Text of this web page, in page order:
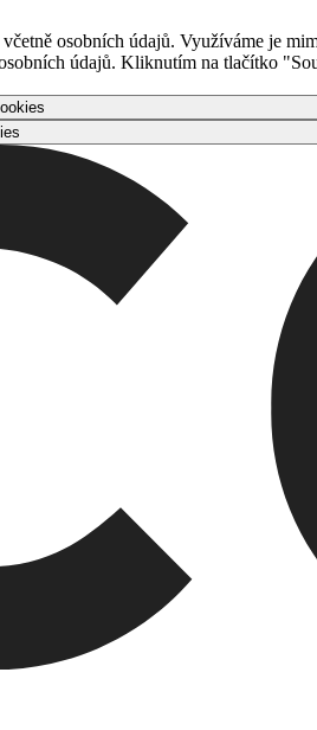
osobních údajů. Využíváme je
údajů. Kliknutím na tlačítko